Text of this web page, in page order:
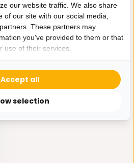
jou
our website traffic. We also share
of our site with our social media,
These partners may
you've provided to them or that
use of their services.
selection
Accept all